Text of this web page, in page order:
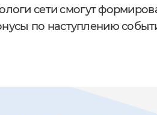
сети смогут
по наступлению